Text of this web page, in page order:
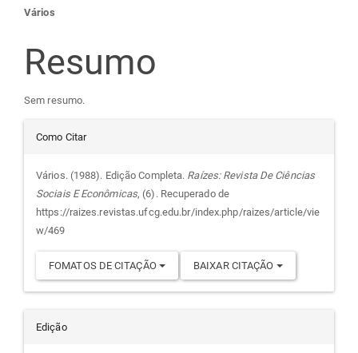
Conteúdo
do
artigo
principal
Vários
Resumo
Sem resumo.
Detalhes
do
artigo
Como Citar
Vários. (1988). Edição Completa. Raízes: Revista De Ciências
Sociais E Econômicas, (6). Recuperado de
https://raizes.revistas.ufcg.edu.br/index.php/raizes/article/vie
w/469
FOMATOS DE CITAÇÃO BAIXAR CITAÇÃO
Edição